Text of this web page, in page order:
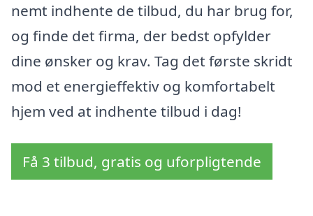
nemt indhente de tilbud, du har brug for,
og finde det firma, der bedst opfylder
dine ønsker og krav. Tag det første skridt
mod et energieffektiv og komfortabelt
hjem ved at indhente tilbud i dag!
Få 3 tilbud, gratis og uforpligtende